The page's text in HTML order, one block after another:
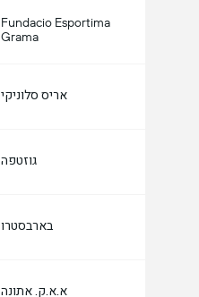
Fundacio Esportima
Grama
אריס סלוניקי
גוזטפה
בארבסטרו
א.א.ק. אתונה